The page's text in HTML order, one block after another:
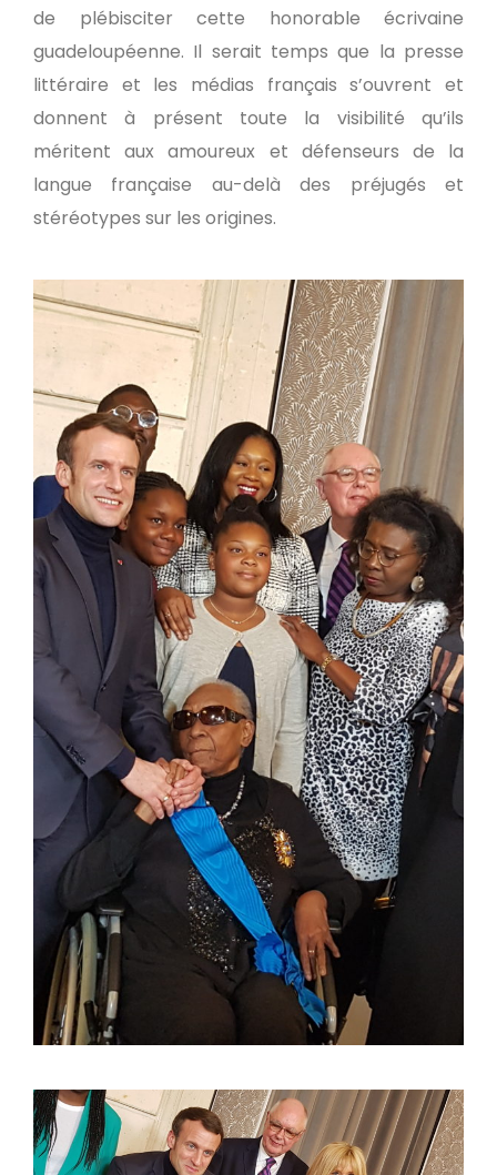
de plébisciter cette honorable écrivaine
guadeloupéenne. Il serait temps que la presse
littéraire et les médias français s’ouvrent et
donnent à présent toute la visibilité qu’ils
méritent aux amoureux et défenseurs de la
langue française au-delà des préjugés et
stéréotypes sur les origines.